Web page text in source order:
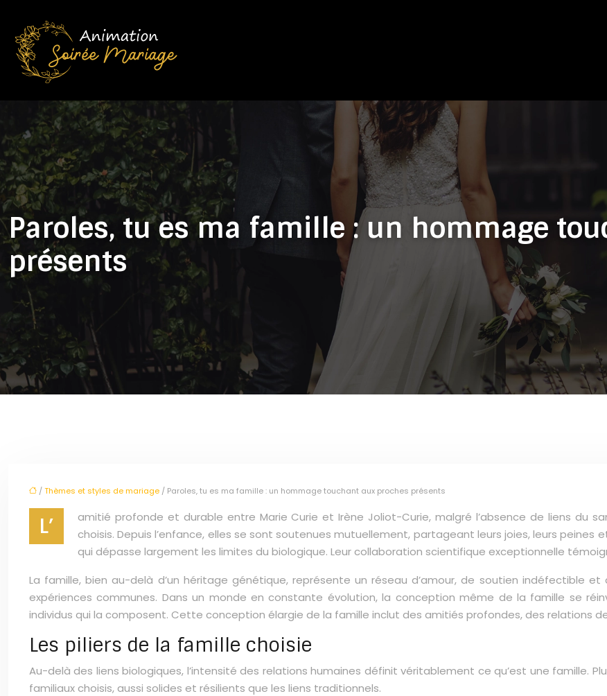
Paroles, tu es ma famille : un hommage
présents
/Thèmes et styles de mariage / Paroles, tu es ma famille : un hommage touchant aux proches présents
L’
amitié profonde et durable entre Marie Curie et Irène Joliot-Curie, malgré l’absence de liens du
choisis. Depuis l’enfance, elles se sont soutenues mutuellement, partageant leurs joies, leurs
qui dépasse largement les limites du biologique. Leur collaboration scientifique exceptionnelle
La famille, bien au-delà d’un héritage génétique, représente un réseau d’amour, de soutien indéfectible
expériences communes. Dans un monde en constante évolution, la conception même de la famille se
individus qui la composent. Cette conception élargie de la famille inclut des amitiés profondes, des relations
Les piliers de la famille choisie
Au-delà des liens biologiques, l’intensité des relations humaines définit véritablement ce qu’est une famille.
familiaux choisis, aussi solides et résilients que les liens traditionnels.